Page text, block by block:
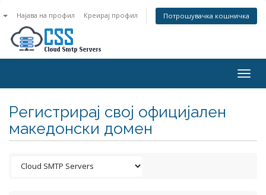
Најава на профил Креирај профил Потрошувачка кошничка
Регистрирај свој официјален
македонски домен